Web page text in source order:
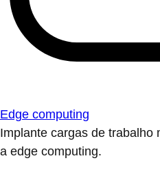
Edge computing
Implante cargas de trabalho
a edge computing.